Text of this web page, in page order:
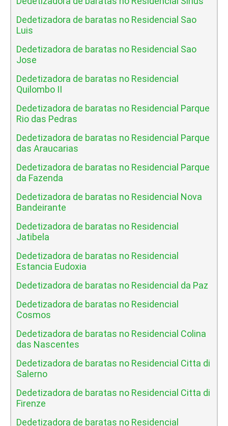
Dedetizadora de baratas no Residencial Sao
Luis
Dedetizadora de baratas no Residencial Sao
Jose
Dedetizadora de baratas no Residencial
Quilombo II
Dedetizadora de baratas no Residencial Parque
Rio das Pedras
Dedetizadora de baratas no Residencial Parque
das Araucarias
Dedetizadora de baratas no Residencial Parque
da Fazenda
Dedetizadora de baratas no Residencial Nova
Bandeirante
Dedetizadora de baratas no Residencial
Jatibela
Dedetizadora de baratas no Residencial
Estancia Eudoxia
Dedetizadora de baratas no Residencial da Paz
Dedetizadora de baratas no Residencial
Cosmos
Dedetizadora de baratas no Residencial Colina
das Nascentes
Dedetizadora de baratas no Residencial Citta di
Salerno
Dedetizadora de baratas no Residencial Citta di
Firenze
Dedetizadora de baratas no Residencial